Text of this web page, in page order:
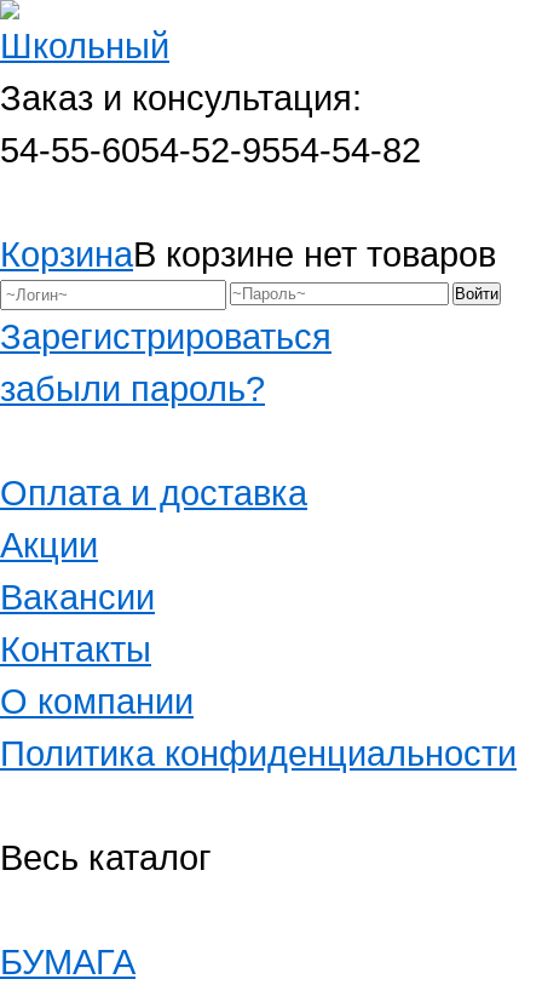
Заказ и консультация:
54-55-6054-52-9554-54-82
КорзинаВ корзине нет товаров
Зарегистрироваться
забыли пароль?
Оплата и доставка
Акции
Вакансии
Контакты
О компании
Политика конфиденциальности
Весь каталог
БУМАГА